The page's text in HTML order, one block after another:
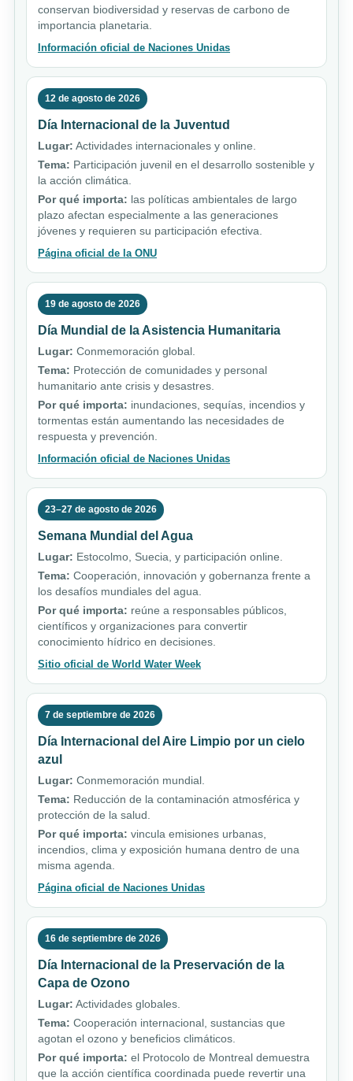
conservan biodiversidad y reservas de carbono de
importancia planetaria.
Información oficial de Naciones Unidas
12 de agosto de 2026
Día Internacional de la Juventud
Lugar: Actividades internacionales y online.
Tema: Participación juvenil en el desarrollo sostenible y
la acción climática.
Por qué importa: las políticas ambientales de largo
plazo afectan especialmente a las generaciones
jóvenes y requieren su participación efectiva.
Página oficial de la ONU
19 de agosto de 2026
Día Mundial de la Asistencia Humanitaria
Lugar: Conmemoración global.
Tema: Protección de comunidades y personal
humanitario ante crisis y desastres.
Por qué importa: inundaciones, sequías, incendios y
tormentas están aumentando las necesidades de
respuesta y prevención.
Información oficial de Naciones Unidas
23–27 de agosto de 2026
Semana Mundial del Agua
Lugar: Estocolmo, Suecia, y participación online.
Tema: Cooperación, innovación y gobernanza frente a
los desafíos mundiales del agua.
Por qué importa: reúne a responsables públicos,
científicos y organizaciones para convertir
conocimiento hídrico en decisiones.
Sitio oficial de World Water Week
7 de septiembre de 2026
Día Internacional del Aire Limpio por un cielo
azul
Lugar: Conmemoración mundial.
Tema: Reducción de la contaminación atmosférica y
protección de la salud.
Por qué importa: vincula emisiones urbanas,
incendios, clima y exposición humana dentro de una
misma agenda.
Página oficial de Naciones Unidas
16 de septiembre de 2026
Día Internacional de la Preservación de la
Capa de Ozono
Lugar: Actividades globales.
Tema: Cooperación internacional, sustancias que
agotan el ozono y beneficios climáticos.
Por qué importa: el Protocolo de Montreal demuestra
que la acción científica coordinada puede revertir una